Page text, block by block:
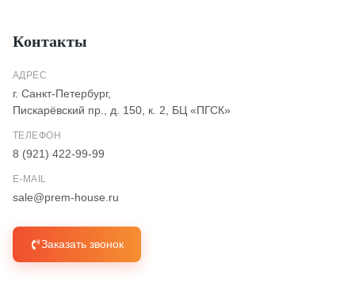
Контакты
АДРЕС
г. Санкт-Петербург,
Пискарёвский пр., д. 150, к. 2, БЦ «ПГСК»
ТЕЛЕФОН
8 (921) 422-99-99
E-MAIL
sale@prem-house.ru
Заказать звонок